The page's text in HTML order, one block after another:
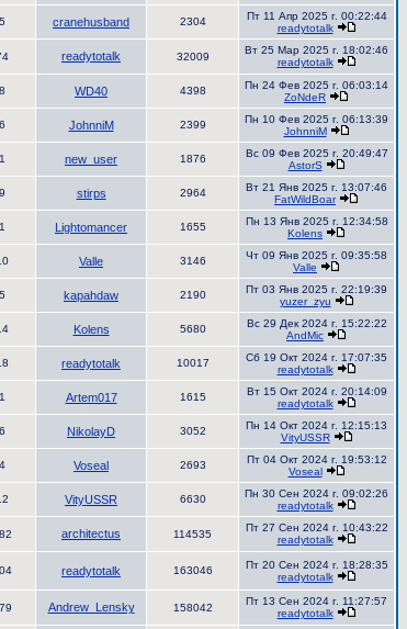
5 cranehusband 2304
Пт 11 Апр 2025 г. 00:22:44
readytotalk
readytotalk 32009
Вт 25 Мар 2025 г. 18:02:46
readytotalk
8 WD40 4398
Пн 24 Фев 2025 г. 06:03:14
ZoNdeR
6 JohnniM 2399
Пн 10 Фев 2025 г. 06:13:39
JohnniM
1 new_user 1876
Вс 09 Фев 2025 г. 20:49:47
AstorS
9 stirps 2964
Вт 21 Янв 2025 г. 13:07:46
FatWildBoar
1 Lightomancer 1655
Пн 13 Янв 2025 г. 12:34:58
Kolens
Valle 3146
Чт 09 Янв 2025 г. 09:35:58
Valle
5 kapahdaw 2190
Пт 03 Янв 2025 г. 22:19:39
yuzer_zyu
Kolens 5680
Вс 29 Дек 2024 г. 15:22:22
AndMic
readytotalk 10017
Сб 19 Окт 2024 г. 17:07:35
readytotalk
1 Artem017 1615
Вт 15 Окт 2024 г. 20:14:09
readytotalk
6 NikolayD 3052
Пн 14 Окт 2024 г. 12:15:13
VityUSSR
4 Voseal 2693
Пт 04 Окт 2024 г. 19:53:12
Voseal
VityUSSR 6630
Пн 30 Сен 2024 г. 09:02:26
readytotalk
architectus 114535
Пт 27 Сен 2024 г. 10:43:22
readytotalk
readytotalk 163046
Пт 20 Сен 2024 г. 18:28:35
readytotalk
Andrew_Lensky 158042
Пт 13 Сен 2024 г. 11:27:57
readytotalk